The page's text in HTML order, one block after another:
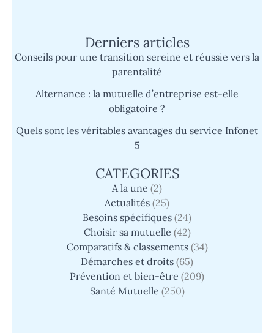
Derniers articles
Conseils pour une transition sereine et réussie vers la
parentalité
Alternance : la mutuelle d’entreprise est-elle
obligatoire ?
Quels sont les véritables avantages du service Infonet
5
CATEGORIES
A la une (2)
Actualités (25)
Besoins spécifiques (24)
Choisir sa mutuelle (42)
Comparatifs & classements(34)
Démarches et droits (65)
Prévention et bien-être (209)
Santé Mutuelle (250)